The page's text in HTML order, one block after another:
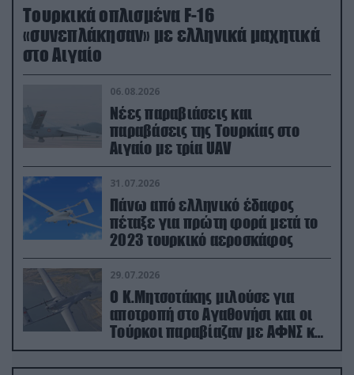
Τουρκικά οπλισμένα F-16
«συνεπλάκησαν» με ελληνικά μαχητικά
στο Αιγαίο
06.08.2026
Νέες παραβιάσεις και
παραβάσεις της Τουρκίας στο
Αιγαίο με τρία UAV
31.07.2026
Πάνω από ελληνικό έδαφος
πέταξε για πρώτη φορά μετά το
2023 τουρκικό αεροσκάφος
29.07.2026
Ο Κ.Μητσοτάκης μιλούσε για
αποτροπή στο Αγαθονήσι και οι
Τούρκοι παραβίαζαν με ΑΦΝΣ και
drone